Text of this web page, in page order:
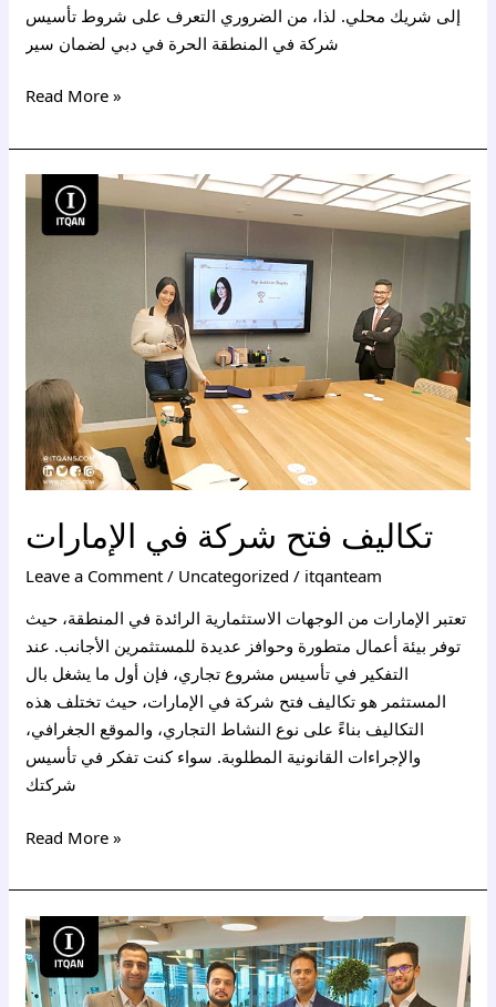
إلى شريك محلي. لذا، من الضروري التعرف على شروط تأسيس
شركة في المنطقة الحرة في دبي لضمان سير
Read More »
تكاليف فتح شركة في الإمارات
Leave a Comment / Uncategorized / itqanteam
تعتبر الإمارات من الوجهات الاستثمارية الرائدة في المنطقة، حيث
توفر بيئة أعمال متطورة وحوافز عديدة للمستثمرين الأجانب. عند
التفكير في تأسيس مشروع تجاري، فإن أول ما يشغل بال
المستثمر هو تكاليف فتح شركة في الإمارات، حيث تختلف هذه
التكاليف بناءً على نوع النشاط التجاري، والموقع الجغرافي،
والإجراءات القانونية المطلوبة. سواء كنت تفكر في تأسيس
شركتك
تكاليف
شركة
Read More »
تأسيس
مؤسسة
فردية